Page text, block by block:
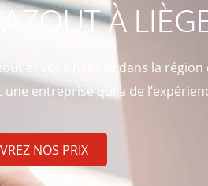
À
et vous habitez dans la région
une entreprise qui a de
NOS PRIX